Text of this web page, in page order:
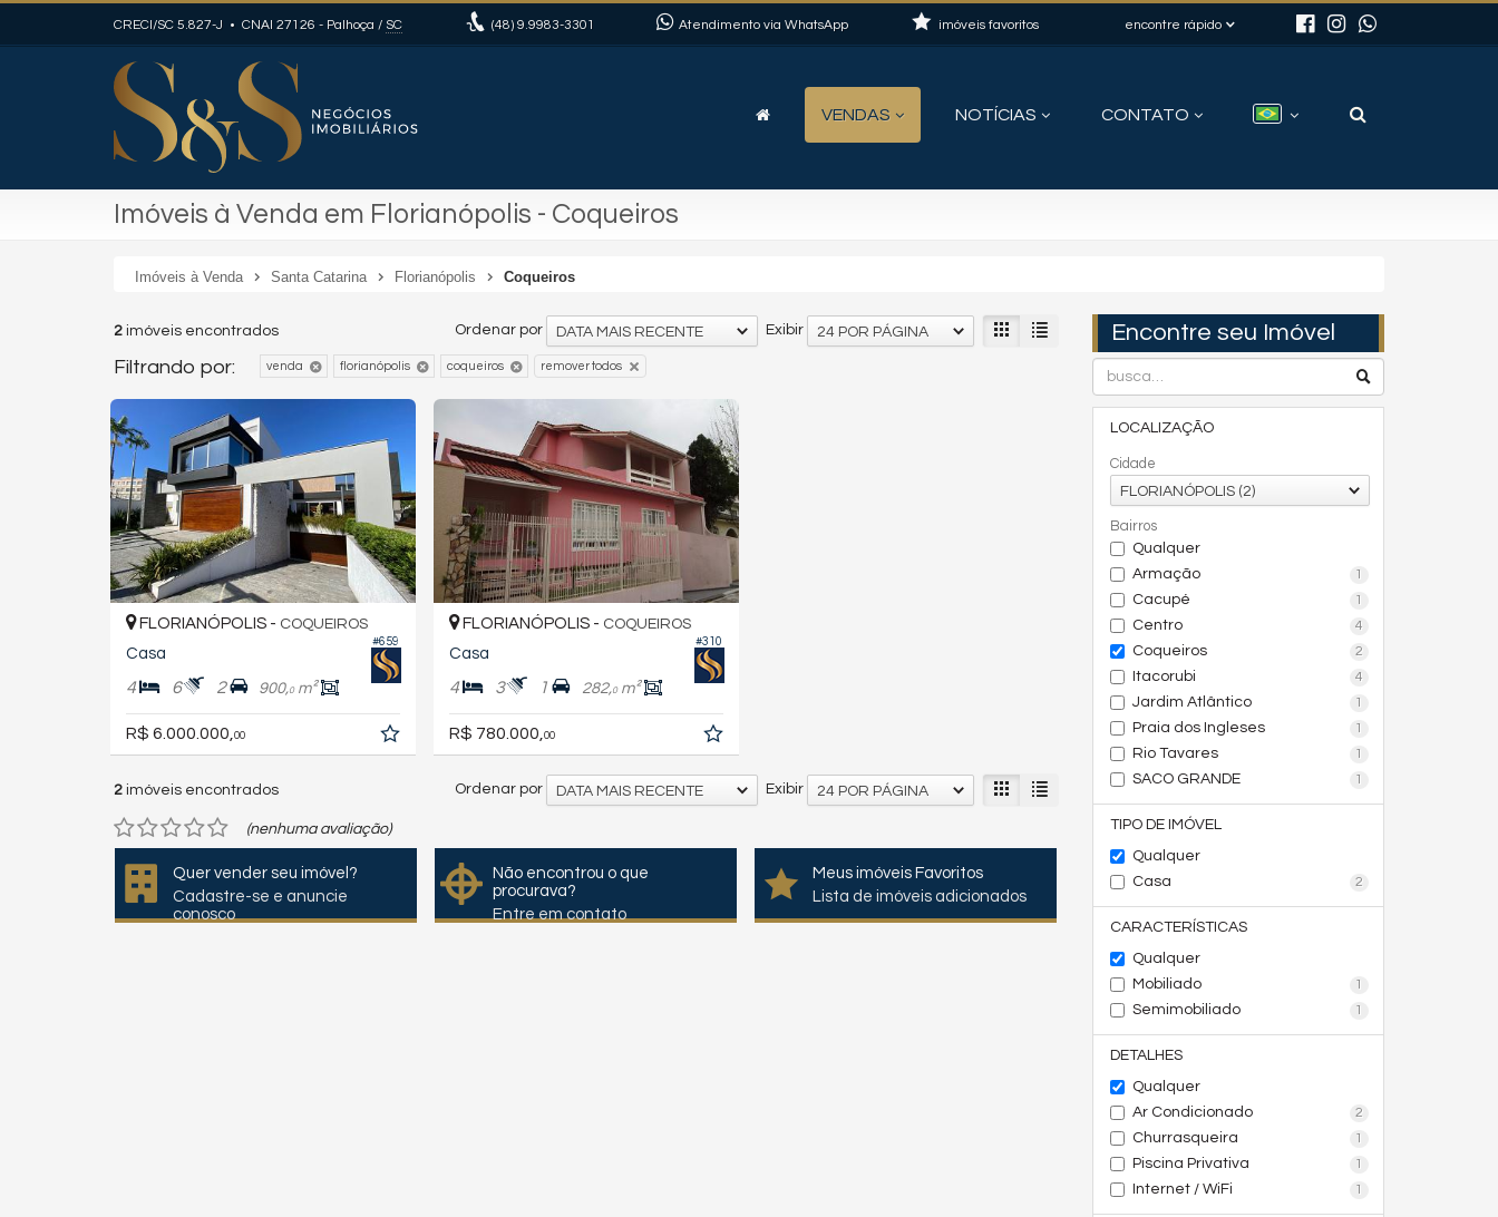
CRECI/SC 5.827-J • CNAI 27126 - Palhoça / SC (48) 9.9983-3301 Atendimento via WhatsApp encontre rápido
imóveis favoritos
VENDAS NOTÍCIAS CONTATO
Imóveis à Venda em Florianópolis - Coqueiros
Imóveis à Venda Santa Catarina Florianópolis Coqueiros
Encontre seu Imóvel
LOCALIZAÇÃO
Cidade
FLORIANÓPOLIS (2)
Bairros
Qualquer
Armação
1
Cacupé 1
Centro 4
Coqueiros 2
Itacorubi 4
Jardim Atlântico 1
Praia dos Ingleses 1
Rio Tavares 1
SACO GRANDE 1
TIPO DE IMÓVEL
Qualquer
Casa
2
CARACTERÍSTICAS
Qualquer
Mobiliado
1
Semimobiliado 1
DETALHES
Qualquer
Ar Condicionado
2
Churrasqueira 1
Piscina Privativa 1
Internet / WiFi 1
2 imóveis encontrados Exibir 24 POR PÁGINA
Ordenar por DATA MAIS RECENTE
Filtrando por: venda florianópolis coqueiros remover todos
#659
FLORIANÓPOLIS - COQUEIROS
Casa
4 6 2 900,0m²
R$ 6.000.000, 00
#310
FLORIANÓPOLIS - COQUEIROS
Casa
4 3 1 282,0m²
R$ 780.000, 00
2 imóveis encontrados Exibir 24 POR PÁGINA
Ordenar por DATA MAIS RECENTE
(nenhuma avaliação)
Quer vender seu imóvel?
Cadastre-se e anuncie
conosco
Não encontrou o que
procurava?
Entre em contato
Meus imóveis Favoritos
Lista de imóveis adicionados